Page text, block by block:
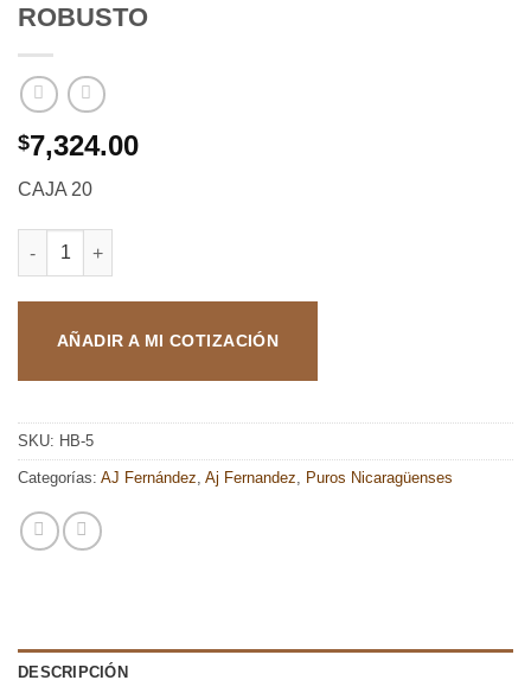
ROBUSTO
$7,324.00
CAJA 20
AJ FERNANDEZ ENCLAVE HABANO ROBUSTO cantidad
AÑADIR A MI COTIZACIÓN
SKU: HB-5
Categorías: AJ Fernández, Aj Fernandez, Puros Nicaragüenses
DESCRIPCIÓN